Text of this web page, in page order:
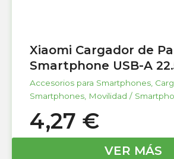
Xiaomi Cargador de
Smartphone USB-A
Accesorios para Smartphones,
Smartphones, Movilidad /
4,27 €
VER MÁS